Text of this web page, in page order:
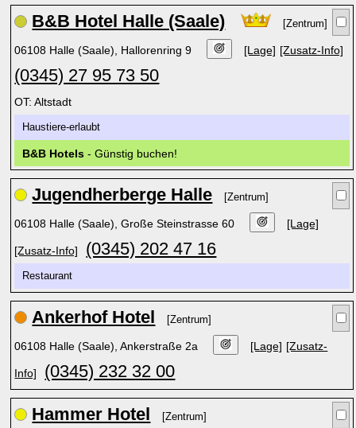
B&B Hotel Halle (Saale) [Zentrum]
06108 Halle (Saale), Hallorenring 9 [Lage] [Zusatz-Info]
(0345) 27 95 73 50
OT: Altstadt
Haustiere-erlaubt
B&B Hotels - Günstig buchen!
Jugendherberge Halle [Zentrum]
06108 Halle (Saale), Große Steinstrasse 60 [Lage]
[Zusatz-Info] (0345) 202 47 16
Restaurant
Ankerhof Hotel [Zentrum]
06108 Halle (Saale), Ankerstraße 2a [Lage] [Zusatz-
Info] (0345) 232 32 00
Hammer Hotel [Zentrum]